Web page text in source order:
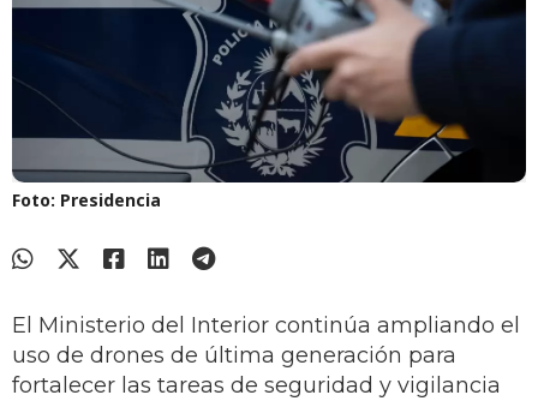
Foto: Presidencia
El Ministerio del Interior continúa ampliando el
uso de drones de última generación para
fortalecer las tareas de seguridad y vigilancia